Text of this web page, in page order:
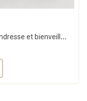
Apaise ton cœur et fleuris ton âme : tendresse et bienveillance - Akhawates